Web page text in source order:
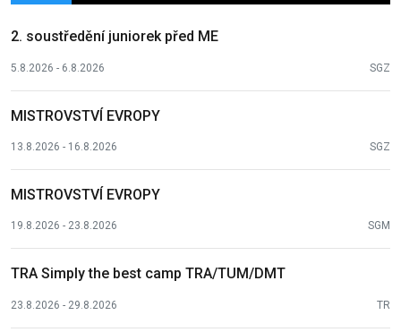
2. soustředění juniorek před ME
5.8.2026 - 6.8.2026 SGZ
MISTROVSTVÍ EVROPY
13.8.2026 - 16.8.2026 SGZ
MISTROVSTVÍ EVROPY
19.8.2026 - 23.8.2026 SGM
TRA Simply the best camp TRA/TUM/DMT
23.8.2026 - 29.8.2026 TR